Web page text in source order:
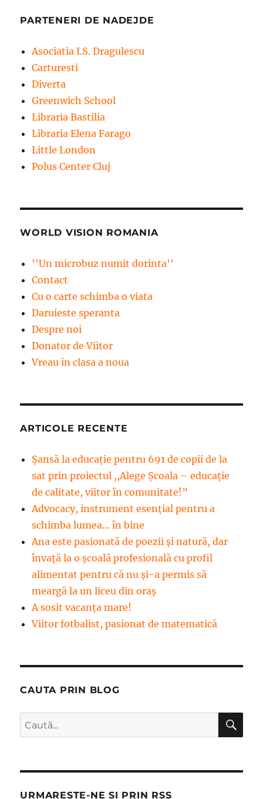
PARTENERI DE NADEJDE
Asociatia I.S. Dragulescu
Carturesti
Diverta
Greenwich School
Libraria Bastilia
Libraria Elena Farago
Little London
Polus Center Cluj
WORLD VISION ROMANIA
''Un microbuz numit dorinta''
Contact
Cu o carte schimba o viata
Daruieste speranta
Despre noi
Donator de Viitor
Vreau in clasa a noua
ARTICOLE RECENTE
Șansă la educație pentru 691 de copii de la
sat prin proiectul ,,Alege Școala – educație
de calitate, viitor în comunitate!”
Advocacy, instrument esenţial pentru a
schimba lumea… în bine
Ana este pasionată de poezii și natură, dar
învață la o școală profesională cu profil
alimentat pentru că nu și-a permis să
meargă la un liceu din oraș
A sosit vacanța mare!
Viitor fotbalist, pasionat de matematică
CAUTA PRIN BLOG
Caută
după:
URMARESTE-NE SI PRIN RSS